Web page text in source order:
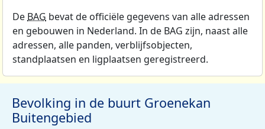
De BAG bevat de officiële gegevens van alle adressen
en gebouwen in Nederland. In de BAG zijn, naast alle
adressen, alle panden, verblijfsobjecten,
standplaatsen en ligplaatsen geregistreerd.
Bevolking in de buurt Groenekan
Buitengebied